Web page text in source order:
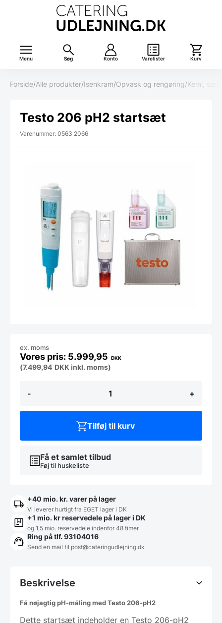
Menu Søg Konto Varelister Kurv
Forside/Alle produkter/Isenkram/Opvask og rengøring/Kemi,
Testo 206 pH2 startsæt
Varenummer: 0563 2066
-
206
startsæt
+
5.999,95 DKK
ex. moms
(7.499,94 DKK inkl. moms)
Få et samlet tilbud
Føj til huskeliste
Tilføj til kurv
+40 mio. kr. varer på lager
Vi leverer hurtigt fra EGET lager i DK
+1 mio. kr reservedele på lager i DK
og 1,5 mio. reservedele indenfor 48 timer
Ring på tlf. 93104016
Send en mail til post@cateringudlejning.dk
Beskrivelse
Få nøjagtig pH-måling med Testo 206-pH2
Dette startsæt indeholder en Testo 206-pH2